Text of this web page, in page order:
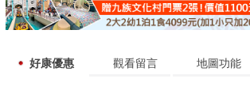
好康優惠 觀看留言 地圖功能